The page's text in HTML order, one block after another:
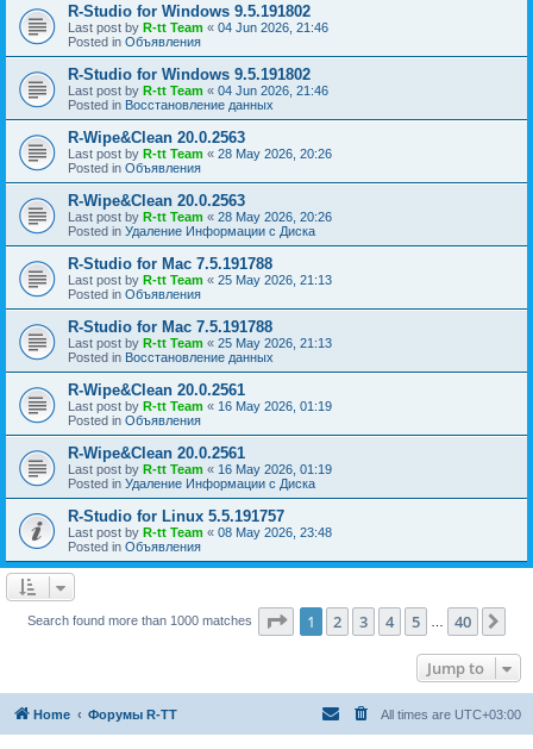
R-Studio for Windows 9.5.191802
Last post by R-tt Team « 04 Jun 2026, 21:46
Posted in Объявления
R-Studio for Windows 9.5.191802
Last post by R-tt Team « 04 Jun 2026, 21:46
Posted in Восстановление данных
R-Wipe&Clean 20.0.2563
Last post by R-tt Team « 28 May 2026, 20:26
Posted in Объявления
R-Wipe&Clean 20.0.2563
Last post by R-tt Team « 28 May 2026, 20:26
Posted in Удаление Информации с Диска
R-Studio for Mac 7.5.191788
Last post by R-tt Team « 25 May 2026, 21:13
Posted in Объявления
R-Studio for Mac 7.5.191788
Last post by R-tt Team « 25 May 2026, 21:13
Posted in Восстановление данных
R-Wipe&Clean 20.0.2561
Last post by R-tt Team « 16 May 2026, 01:19
Posted in Объявления
R-Wipe&Clean 20.0.2561
Last post by R-tt Team « 16 May 2026, 01:19
Posted in Удаление Информации с Диска
R-Studio for Linux 5.5.191757
Last post by R-tt Team « 08 May 2026, 23:48
Posted in Объявления
Search found more than 1000 matches Page 1of 40
1 2 3 4 5 40
Jump to
Home Форумы R-TT All times are UTC+03:00